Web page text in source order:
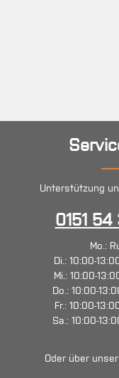
Unterstützung
0151
Mo.:
Di.: 10:00-
Mi.: 10:00-
Do.: 10:00-
Fr.: 10:00-
Sa.: 10:00-
Oder über unser